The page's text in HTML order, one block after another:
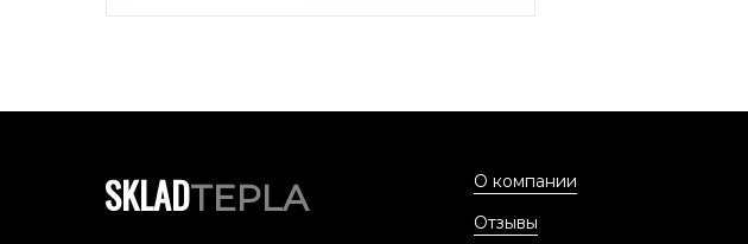
SKLADTEPLA
О компании
Отзывы